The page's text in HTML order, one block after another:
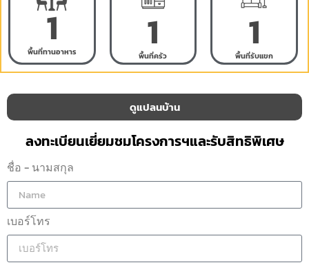
1
พื้นที่ทานอาหาร 1
พื้นที่ครัว 1
พื้นที่รับแขก
ดูแปลนบ้าน
ลงทะเบียนเยี่ยมชมโครงการฯและรับสิทธิพิเศษ
ชื่อ - นามสกุล
เบอร์โทร